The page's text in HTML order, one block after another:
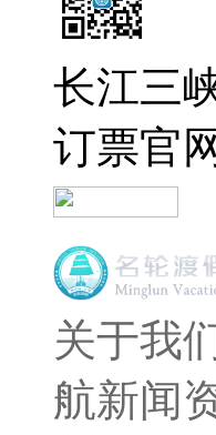
长江三
订票官
关于我
航新闻